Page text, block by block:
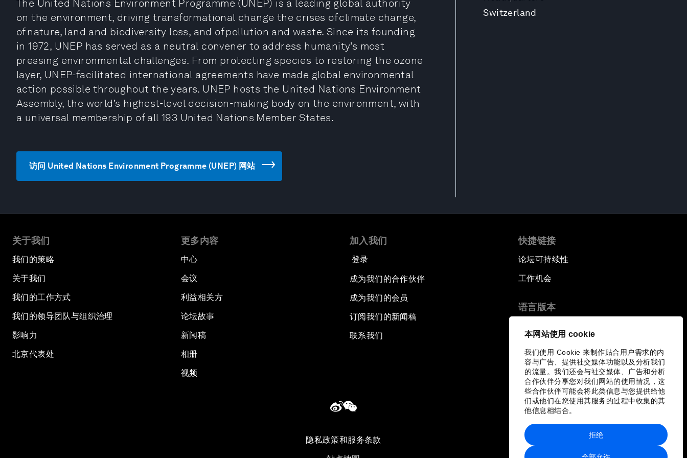
本网站使用 cookie
我们使用 Cookie 来制作贴合用户需求的内
容与广告、提供社交媒体功能以及分析我们
的流量。我们还会与社交媒体、广告和分析
合作伙伴分享您对我们网站的使用情况，这
些合作伙伴可能会将此类信息与您提供给他
们或他们在您使用其服务的过程中收集的其
他信息相结合。
拒绝
Switzerland
The United Nations Environment Programme (UNEP) is a leading global authority
on the environment, driving transformational change the crises of climate change,
of nature, land and biodiversity loss, and of pollution and waste. Since its founding
in 1972, UNEP has served as a neutral convener to address humanity’s most
pressing environmental challenges. From protecting species to restoring the ozone
layer, UNEP-facilitated international agreements have made global environmental
action possible throughout the years. UNEP hosts the United Nations Environment
Assembly, the world’s highest-level decision-making body on the environment, with
a universal membership of all 193 United Nations Member States.
访问 United Nations Environment Programme (UNEP) 网站
关于我们
我们的策略
关于我们
我们的工作方式
我们的领导团队与组织治理
影响力
北京代表处
更多内容
中心
会议
利益相关方
论坛故事
新闻稿
相册
视频
加入我们
登录
成为我们的合作伙伴
成为我们的会员
订阅我们的新闻稿
联系我们
快捷链接
论坛可持续性
工作机会
语言版本
隐私政策和服务条款